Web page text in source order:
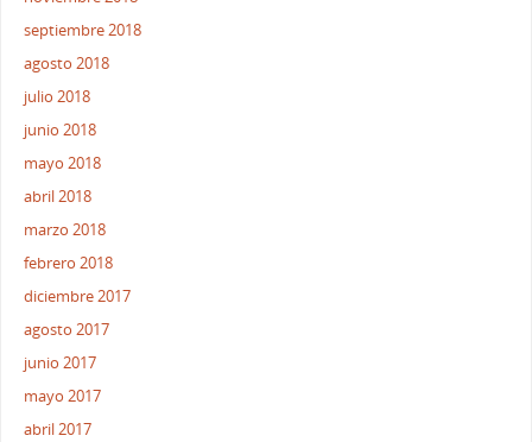
septiembre 2018
agosto 2018
julio 2018
junio 2018
mayo 2018
abril 2018
marzo 2018
febrero 2018
diciembre 2017
agosto 2017
junio 2017
mayo 2017
abril 2017